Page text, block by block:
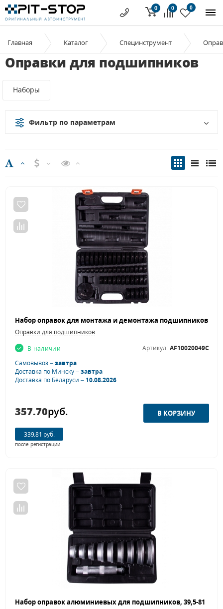
0 0
0
Главная Каталог Специнструмент
Оправки для подшипников
Наборы
Фильтр по параметрам
Оправки для подшипников
В наличии
Артикул: AF10020049C
Самовывоз –завтра
Доставка по Минску –завтра
Доставка по Беларуси –10.08.2026
357.70руб.
339.81 руб.
после регистрации